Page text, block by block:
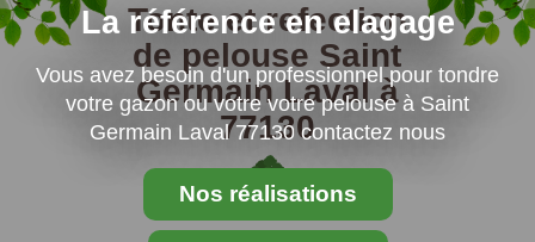
La référence en elagage
Vous avez besoin d'un professionnel pour tondre
votre gazon ou votre votre pelouse à Saint
Germain Laval 77130 contactez nous
Nos réalisations
Tonte et refection
de pelouse Saint
Germain Laval à
77130